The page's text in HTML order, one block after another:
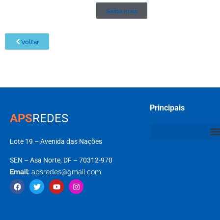
Saiba mais
Voltar
APSREDES
Lote 19 – Avenida das Nações
SEN – Asa Norte, DF – 70312-970
Email: apsredes@gmail.com
Principais